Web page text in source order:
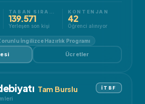
139.571
Yerleşen son kişi
KONTENJAN
42
Öğrenci alınıyor
İngilizce Hazırlık Programı
Ücretler
Tam Burslu İTBF